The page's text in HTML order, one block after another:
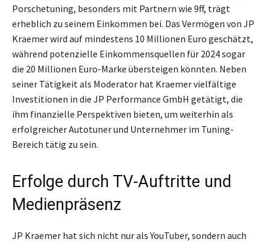
Porschetuning, besonders mit Partnern wie 9ff, trägt
erheblich zu seinem Einkommen bei. Das Vermögen von JP
Kraemer wird auf mindestens 10 Millionen Euro geschätzt,
während potenzielle Einkommensquellen für 2024 sogar
die 20 Millionen Euro-Marke übersteigen könnten. Neben
seiner Tätigkeit als Moderator hat Kraemer vielfältige
Investitionen in die JP Performance GmbH getätigt, die
ihm finanzielle Perspektiven bieten, um weiterhin als
erfolgreicher Autotuner und Unternehmer im Tuning-
Bereich tätig zu sein.
Erfolge durch TV-Auftritte und
Medienpräsenz
JP Kraemer hat sich nicht nur als YouTuber, sondern auch